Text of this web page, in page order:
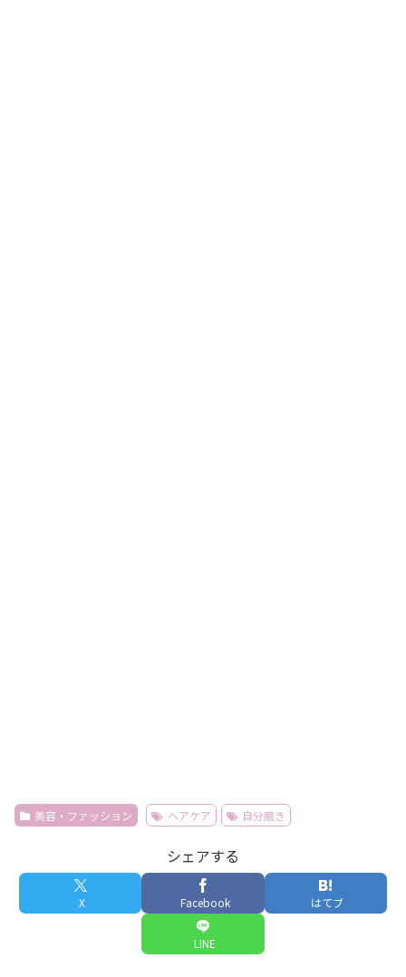
美容・ファッション ヘアケア 自分磨き
シェアする
X Facebook はてブ
LINE